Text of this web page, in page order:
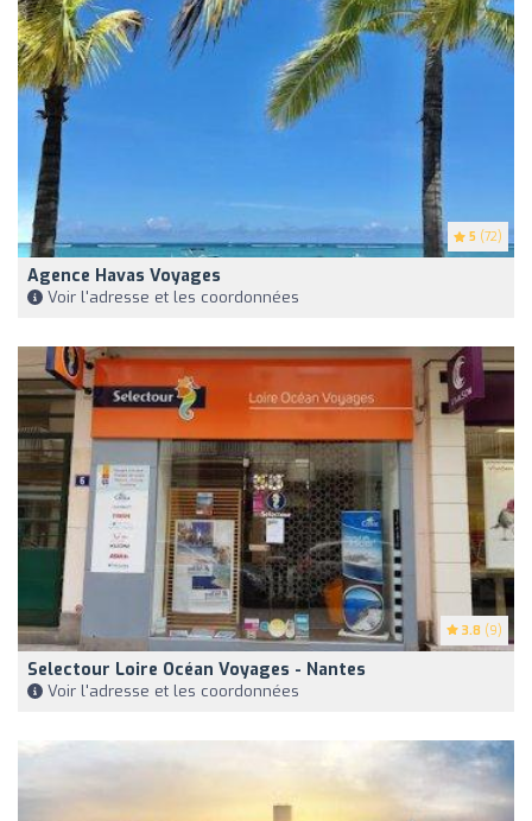
5 (72)
Agence Havas Voyages
Voir l'adresse et les coordonnées
3.8 (9)
Selectour Loire Océan Voyages - Nantes
Voir l'adresse et les coordonnées